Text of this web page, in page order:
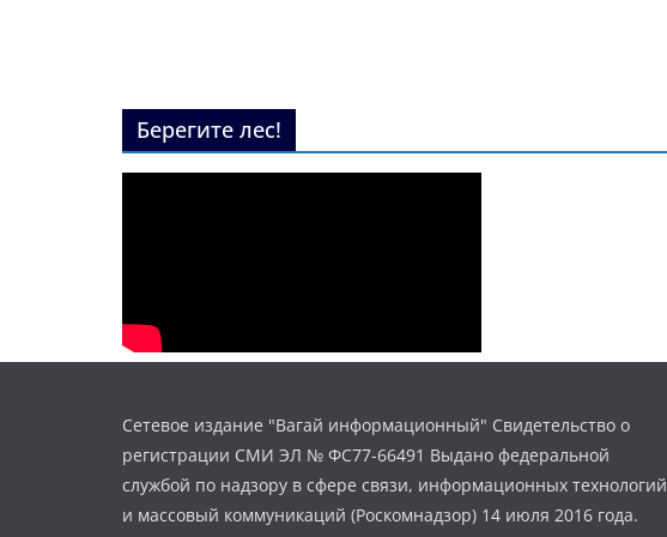
Берегите лес!
Сетевое издание "Вагай информационный" Свидетельство о
регистрации СМИ ЭЛ № ФС77-66491 Выдано федеральной
службой по надзору в сфере связи, информационных технологий
и массовый коммуникаций (Роскомнадзор) 14 июля 2016 года.